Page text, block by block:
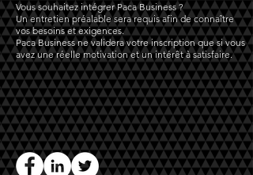
Vous souhaitez intégrer Paca Business ?
Un entretien préalable sera requis afin de connaître
vos besoins et exigences.
Paca Business ne validera votre inscription que si vous
avez une réelle motivation et un intérêt à satisfaire.